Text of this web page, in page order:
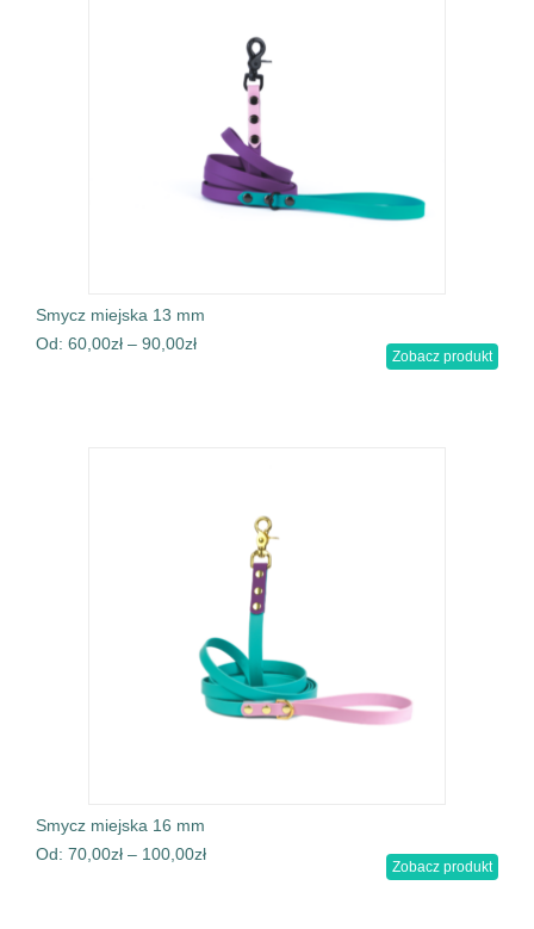
Smycz miejska 13 mm
Od: 60,00zł – 90,00zł
Zobacz produkt
Smycz miejska 16 mm
Od: 70,00zł – 100,00zł
Zobacz produkt